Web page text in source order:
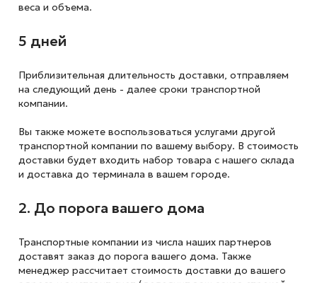
веса и объема.
5 дней
Приблизительная длительность доставки, отправляем
на следующий день - далее сроки транспортной
компании.
Вы также можете воспользоваться услугами другой
транспортной компании по вашему выбору. В стоимость
доставки будет входить набор товара с нашего склада
и доставка до терминала в вашем городе.
2. До порога вашего дома
Транспортные компании из числа наших партнеров
доставят заказ до порога вашего дома. Также
менеджер рассчитает стоимость доставки до вашего